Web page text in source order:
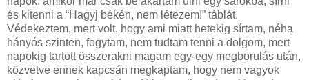
és kitenni a “Hagyj békén, nem létezem!” táblát.
Védekeztem, mert volt, hogy ami miatt hetekig sírtam, néha
hányós szinten, fogytam, nem tudtam tenni a dolgom, mert
napokig tartott összerakni magam egy-egy megborulás után,
közvetve ennek kapcsán megkaptam, hogy nem vagyok